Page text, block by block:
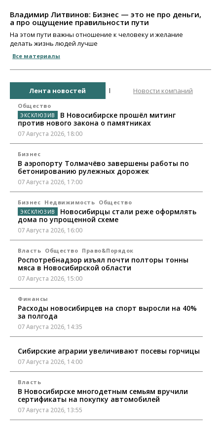
Владимир Литвинов: Бизнес — это не про деньги,
а про ощущение правильности пути
На этом пути важны отношение к человеку и желание
делать жизнь людей лучше
Все материалы
Лента новостей Новости компаний
Общество
В Новосибирске прошёл митинг
против нового закона о памятниках
07 Августа 2026, 18:00
Бизнес
В аэропорту Толмачёво завершены работы по
бетонированию рулежных дорожек
07 Августа 2026, 17:00
Бизнес Недвижимость Общество
Новосибирцы стали реже оформлять
дома по упрощенной схеме
07 Августа 2026, 16:00
Власть Общество Право&Порядок
Роспотребнадзор изъял почти полторы тонны
мяса в Новосибирской области
07 Августа 2026, 15:00
Финансы
Расходы новосибирцев на спорт выросли на 40%
за полгода
07 Августа 2026, 14:35
Сибирские аграрии увеличивают посевы горчицы
07 Августа 2026, 14:00
Власть
В Новосибирске многодетным семьям вручили
сертификаты на покупку автомобилей
07 Августа 2026, 13:55